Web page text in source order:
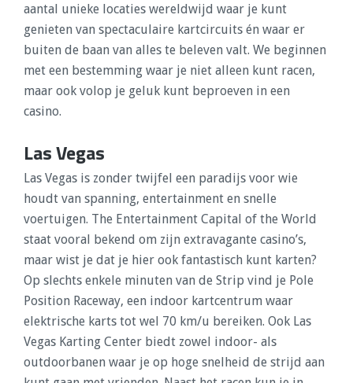
aantal unieke locaties wereldwijd waar je kunt
genieten van spectaculaire kartcircuits én waar er
buiten de baan van alles te beleven valt. We beginnen
met een bestemming waar je niet alleen kunt racen,
maar ook volop je geluk kunt beproeven in een
casino.
Las Vegas
Las Vegas is zonder twijfel een paradijs voor wie
houdt van spanning, entertainment en snelle
voertuigen. The Entertainment Capital of the World
staat vooral bekend om zijn extravagante casino’s,
maar wist je dat je hier ook fantastisch kunt karten?
Op slechts enkele minuten van de Strip vind je Pole
Position Raceway, een indoor kartcentrum waar
elektrische karts tot wel 70 km/u bereiken. Ook Las
Vegas Karting Center biedt zowel indoor- als
outdoorbanen waar je op hoge snelheid de strijd aan